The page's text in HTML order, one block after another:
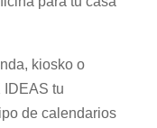
kiosko o
IDEAS tu
de calendarios